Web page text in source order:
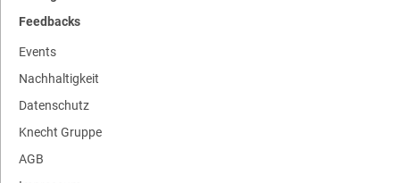
Feedbacks
Events
Nachhaltigkeit
Datenschutz
Knecht Gruppe
AGB